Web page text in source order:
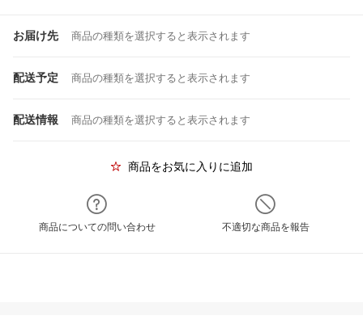
お届け先 商品の種類を選択すると表示されます
配送予定 商品の種類を選択すると表示されます
配送情報 商品の種類を選択すると表示されます
商品をお気に入りに追加
商品についての問い合わせ 不適切な商品を報告